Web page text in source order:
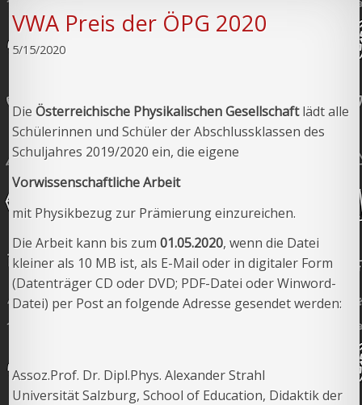
VWA Preis der ÖPG 2020
5/15/2020
DieÖsterreichische Physikalischen Gesellschaftlädt alle
Schülerinnen und Schüler der Abschlussklassen des
Schuljahres 2019/2020 ein, die eigene
Vorwissenschaftliche Arbeit
mit Physikbezug zur Prämierung einzureichen.
Die Arbeit kann bis zum01.05.2020, wenn die Datei
kleiner als 10 MB ist, als E-Mail oder in digitaler Form
(Datenträger CD oder DVD; PDF-Datei oder Winword-
Datei) per Post an folgende Adresse gesendet werden:
Assoz.Prof. Dr. Dipl.Phys. Alexander Strahl
Universität Salzburg, School of Education, Didaktik der